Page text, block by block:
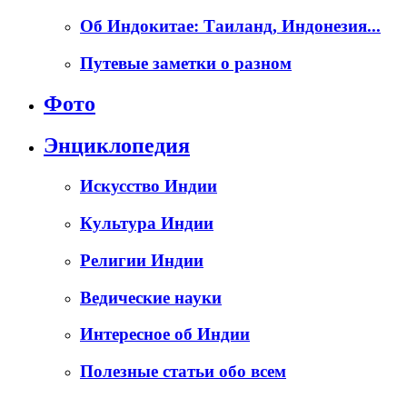
Об Индокитае: Таиланд, Индонезия...
Путевые заметки о разном
Фото
Энциклопедия
Искусство Индии
Культура Индии
Религии Индии
Ведические науки
Интересное об Индии
Полезные статьи обо всем